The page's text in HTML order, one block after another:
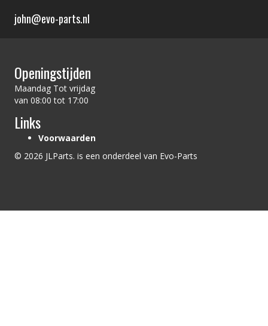
john@evo-parts.nl
Openingstijden
Maandag Tot vrijdag
van 08:00 tot 17:00
Links
Voorwaarden
© 2026 JLParts. is een onderdeel van Evo-Parts